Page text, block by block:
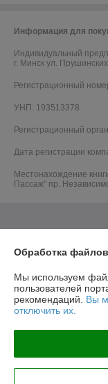
Информация для
Индивидуальный
г. Минск ул.
Регистрационный
УНП: 193513378
Регистрационный
Дата регистрации
Местонахождение
Пассаж" пр.
Обработка
Мы используем
пользователей
рекомендаций. Вы
отключить их.